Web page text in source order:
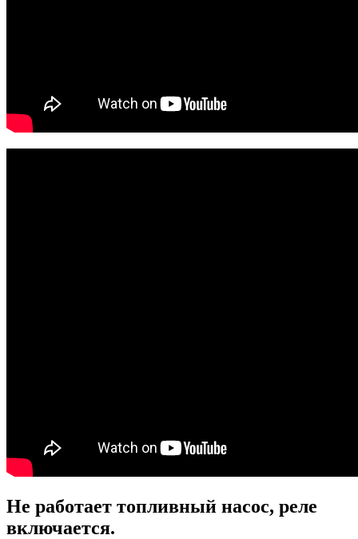
Не работает топливный насос, реле
включается.